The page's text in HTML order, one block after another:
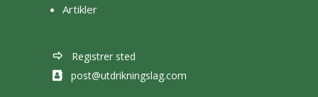
Artikler
Registrer sted
post@utdrikningslag.com